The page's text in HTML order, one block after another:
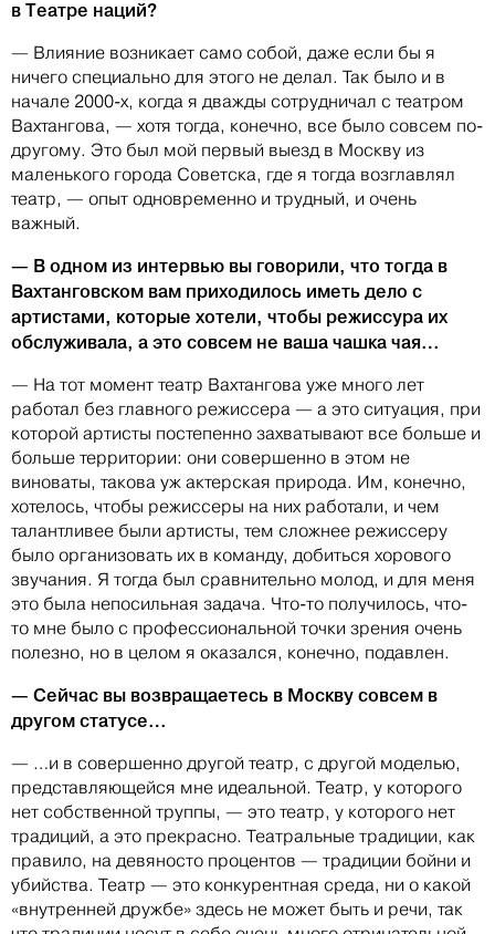
в Театре наций?
— Влияние возникает само собой, даже если бы я
ничего специально для этого не делал. Так было и в
начале 2000-х, когда я дважды сотрудничал с театром
Вахтангова, — хотя тогда, конечно, все было совсем по-
другому. Это был мой первый выезд в Москву из
маленького города Советска, где я тогда возглавлял
театр, — опыт одновременно и трудный, и очень
важный.
— В одном из интервью вы говорили, что тогда в
Вахтанговском вам приходилось иметь дело с
артистами, которые хотели, чтобы режиссура их
обслуживала, а это совсем не ваша чашка чая…
— На тот момент театр Вахтангова уже много лет
работал без главного режиссера — а это ситуация, при
которой артисты постепенно захватывают все больше и
больше территории: они совершенно в этом не
виноваты, такова уж актерская природа. Им, конечно,
хотелось, чтобы режиссеры на них работали, и чем
талантливее были артисты, тем сложнее режиссеру
было организовать их в команду, добиться хорового
звучания. Я тогда был сравнительно молод, и для меня
это была непосильная задача. Что-то получилось, что-
то мне было с профессиональной точки зрения очень
полезно, но в целом я оказался, конечно, подавлен.
— Сейчас вы возвращаетесь в Москву совсем в
другом статусе…
— …и в совершенно другой театр, с другой моделью,
представляющейся мне идеальной. Театр, у которого
нет собственной труппы, — это театр, у которого нет
традиций, а это прекрасно. Театральные традиции, как
правило, на девяносто процентов — традиции бойни и
убийства. Театр — это конкурентная среда, ни о какой
«внутренней дружбе» здесь не может быть и речи, так